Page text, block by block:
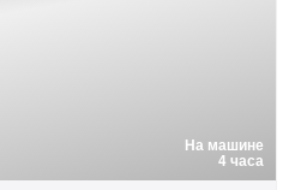
На машине
4 часа